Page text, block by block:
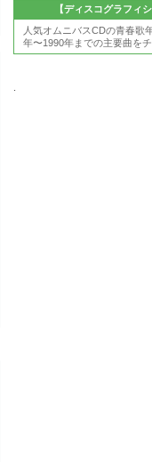
【ディスコグラフィシ
人気オムニバスCDの青春歌
年〜1990年までの主要曲を
.